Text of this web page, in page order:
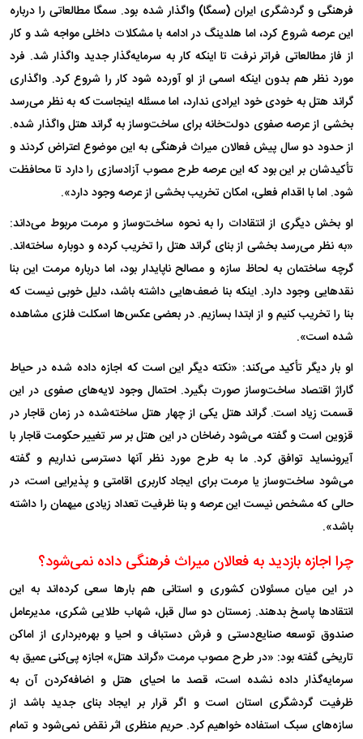
فرهنگی و گردشگری ایران (سمگا) واگذار شده بود. سمگا مطالعاتی را درباره
این عرصه شروع کرد، اما هلدینگ در ادامه با مشکلات داخلی مواجه شد و کار
از فاز مطالعاتی فراتر نرفت تا اینکه کار به سرمایه‌گذار جدید واگذار شد. فرد
مورد نظر هم بدون اینکه اسمی از او آورده شود کار را شروع کرد. واگذاری
گراند هتل به خودی خود ایرادی ندارد، اما مسئله اینجاست که به نظر می‌رسد
بخشی از عرصه صفوی دولت‌خانه برای ساخت‌وساز به گراند هتل واگذار شده.
از حدود دو سال پیش فعالان میراث فرهنگی به این موضوع اعتراض کردند و
تأکیدشان بر این بود که این عرصه طرح مصوب آزادسازی را دارد تا محافظت
شود. اما با اقدام فعلی، امکان تخریب بخشی از عرصه وجود دارد».
او بخش دیگری از انتقادات را به نحوه ساخت‌وساز و مرمت مربوط می‌داند:
«به نظر می‌رسد بخشی از بنای گراند هتل را تخریب کرده و دوباره ساخته‌اند.
گرچه ساختمان به لحاظ سازه و مصالح ناپایدار بود، اما درباره مرمت این بنا
نقد‌هایی وجود دارد. اینکه بنا ضعف‌هایی داشته باشد، دلیل خوبی نیست که
بنا را تخریب کنیم و از ابتدا بسازیم. در بعضی عکس‌ها اسکلت فلزی مشاهده
شده است».
او بار دیگر تأکید می‌کند: «نکته دیگر این است که اجازه داده شده در حیاط
گاراژ اقتصاد ساخت‌وساز صورت بگیرد. احتمال وجود لایه‌های صفوی در این
قسمت زیاد است. گراند هتل یکی از چهار هتل ساخته‌شده در زمان قاجار در
قزوین است و گفته می‌شود رضاخان در این هتل بر سر تغییر حکومت قاجار با
آیرونساید توافق کرد. ما به طرح مورد نظر آنها دسترسی نداریم و گفته
می‌شود ساخت‌وساز یا مرمت برای ایجاد کاربری اقامتی و پذیرایی است، در
حالی که مشخص نیست این عرصه و بنا ظرفیت تعداد زیادی میهمان را داشته
باشد».
چرا اجازه بازدید به فعالان میراث فرهنگی داده نمی‌شود؟
در این میان مسئولان کشوری و استانی هم بار‌ها سعی کرده‌اند به این
انتقاد‌ها پاسخ بدهند. زمستان دو سال قبل، شهاب طلایی شکری، مدیرعامل
صندوق توسعه صنایع‌دستی و فرش دستباف و احیا و بهره‌برداری از اماکن
تاریخی گفته بود: «در طرح مصوب مرمت «گراند هتل» اجازه پی‌کنی عمیق به
سرمایه‌گذار داده نشده است، قصد ما احیای هتل و اضافه‌کردن آن به
ظرفیت گردشگری استان است و اگر قرار بر ایجاد بنای جدید باشد از
سازه‌های سبک استفاده خواهیم کرد. حریم منظری اثر نقض نمی‌شود و تمام